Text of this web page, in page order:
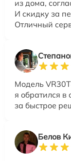
из дома,
И скидку за
Отличный
Модель
я обратился
за быстрое
Белов